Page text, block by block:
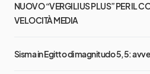
NUOVO “VERGILIUS PLUS” PER IL
VELOCITÀ MEDIA
Sisma in Egitto di magnitudo 5,5: